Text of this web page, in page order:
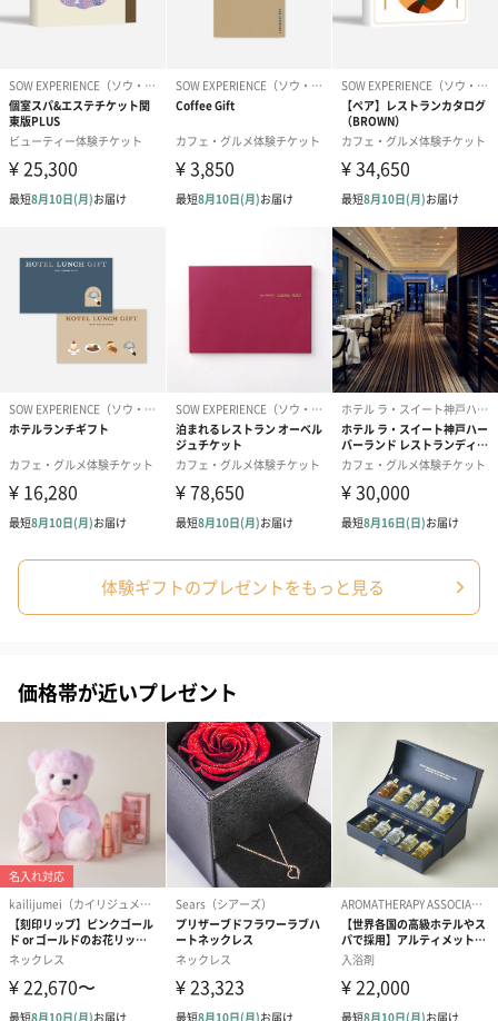
結婚祝い（御結婚御
祝）（110円）
祝）（110円）
結婚内祝い（
（110円）
バイヤーがシーン・テーマ・デザインを厳選し、2〜4点の雑貨を
センス良くコーディネート。
迷う手間なく、開けた瞬間喜ばれる洗練された贈り物が、これひ
とつで完成します。クリスマス、誕生日、お礼などのシーンへ。
ザのプチギフト（1,680円）
バスソルトセット（1,111円）
結婚祝いギフトへの＋αにおすすめです。新生活を彩るギフトオプ
ションをご用意いたしました。
商品と同梱してお届けいたします。
ブライダルロリポップ
ドレス（いちご味)
（1,122円）
ブライダルロリポップ
タキシード（コーラ味)
（1,122円）
（2,420円）
体験ギフトのプレゼントをもっと見る
価格帯が近いプレゼント